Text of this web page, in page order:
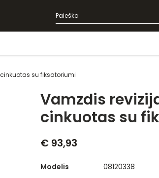
su fiksatoriumi
Vamzdis
cinkuotas su
€ 93,93
Modelis
08120338